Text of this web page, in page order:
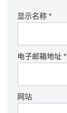
显示名称 *
电子邮箱地址 *
网站